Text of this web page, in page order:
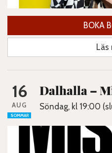
BOKA
Läs
16
AUG
SOMMAR
Dalhalla –
Söndag, kl 19:00